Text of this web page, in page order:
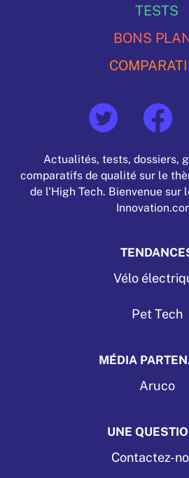
TESTS
BONS
Actualités, tests, dossiers,
comparatifs de qualité sur le
de l'High Tech. Bienvenue sur
Vélo
Pet Tech
MÉDIA
Aruco
UNE
Contactez-